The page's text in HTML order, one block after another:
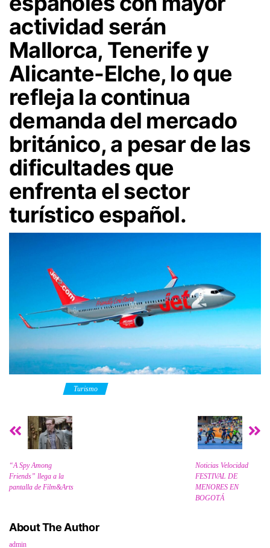
actividad serán
Mallorca, Tenerife y
Alicante-Elche, lo que
refleja la continua
demanda del mercado
británico, a pesar de las
dificultades que
enfrenta el sector
turístico español.
Turismo
“A Spy Among
Friends” llega a la
pantalla de Film&Arts
Noticias Velocidad
FESTIVAL DE
MENORES EN
BOGOTÁ
About The Author
admin